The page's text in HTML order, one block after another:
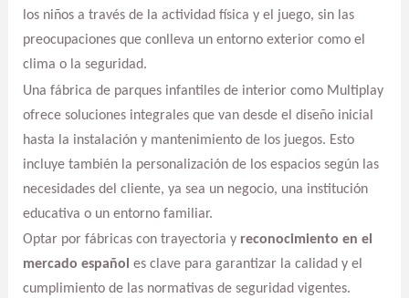
los niños a través de la actividad física y el juego, sin las
preocupaciones que conlleva un entorno exterior como el
clima o la seguridad.
Una fábrica de parques infantiles de interior como Multiplay
ofrece soluciones integrales que van desde el diseño inicial
hasta la instalación y mantenimiento de los juegos. Esto
incluye también la personalización de los espacios según las
necesidades del cliente, ya sea un negocio, una institución
educativa o un entorno familiar.
Optar por fábricas con trayectoria y reconocimiento en el
mercado español es clave para garantizar la calidad y el
cumplimiento de las normativas de seguridad vigentes.